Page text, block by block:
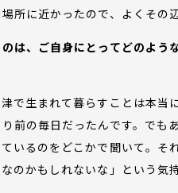
所に近かったので、よくその
は、ご自身にとってどのよ
で生まれて暮らすことは本当
前の毎日だったんです。で
いるのをどこかで聞いて。
のかもしれないな」という気